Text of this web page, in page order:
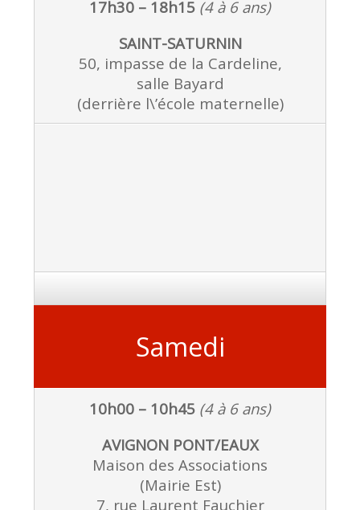
17h30 – 18h15 (4 à 6 ans)
SAINT-SATURNIN
50, impasse de la Cardeline,
salle Bayard
(derrière l\’école maternelle)
Samedi
10h00 – 10h45 (4 à 6 ans)
AVIGNON PONT/EAUX
Maison des Associations
(Mairie Est)
7, rue Laurent Fauchier